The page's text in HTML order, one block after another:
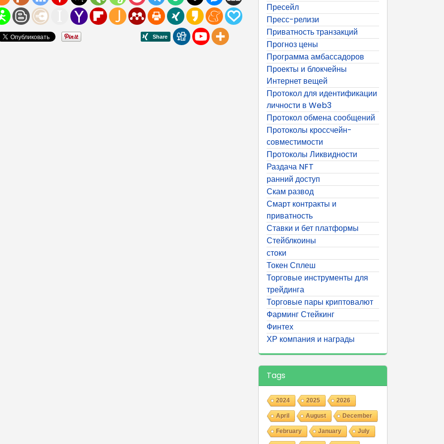
Пресейл
Пресс-релизи
Приватность транзакций
Прогноз цены
Программа амбассадоров
Проекты и блокчейны
Интернет вещей
Протокол для идентификации
личности в Web3
Протокол обмена сообщений
Протоколы кроссчейн-
совместимости
Протоколы Ликвидности
Раздача NFT
ранний доступ
Скам развод
Смарт контракты и
приватность
Ставки и бет платформы
Стейблкоины
стоки
Токен Сплеш
Торговые инструменты для
трейдинга
Торговые пары криптовалют
Фарминг Стейкинг
Финтех
ХР компания и награды
Tags
2024 2025 2026
April August December
February January July